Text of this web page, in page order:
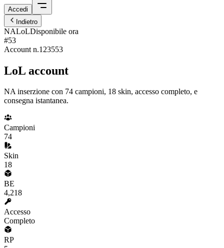
Accedi
Indietro
NALoLDisponibile ora
#53
Account n.123553
LoL account
NA inserzione con 74 campioni, 18 skin, accesso completo, e
consegna istantanea.
Campioni
74
Skin
18
BE
4,218
Accesso
Completo
RP